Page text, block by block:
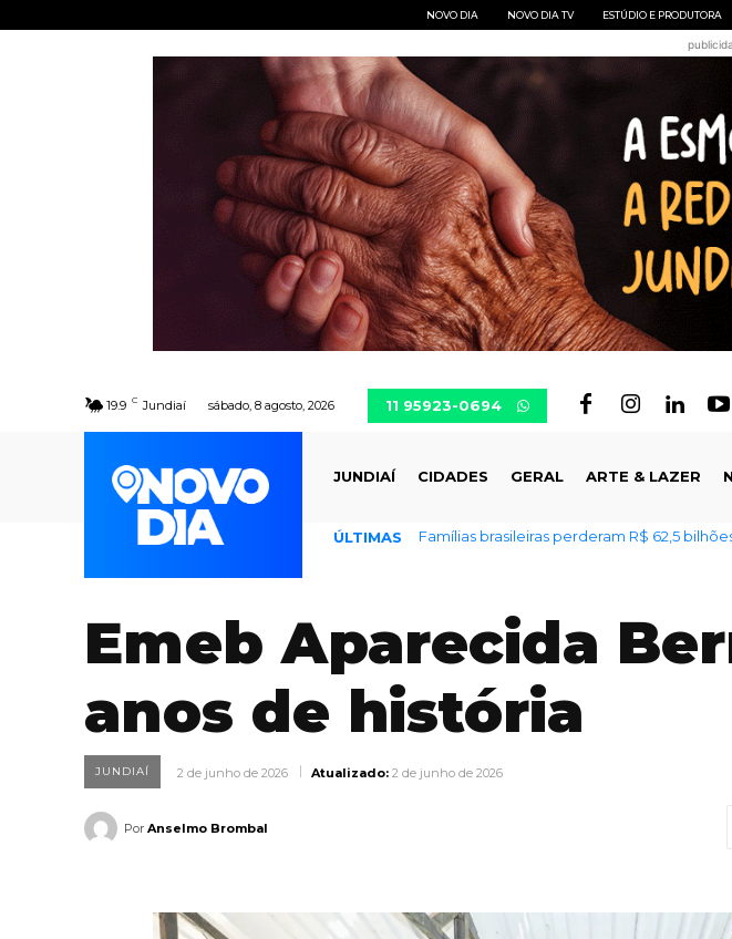
NOVO DIA NOVO DIA TV ESTÚDIO E PRODUTORA
19.9 C Jundiaí sábado, 8 agosto, 2026 11 95923-0694
JUNDIAÍ CIDADES GERAL ARTE & LAZER
ÚLTIMASFamílias brasileiras perderam R$ 62,5 bilhões
Prefeitura alerta sobre venda irregular de
Emeb Aparecida
anos de história
JUNDIAÍ 2 de junho de 2026 Atualizado: 2 de junho de 2026
Por Anselmo Brombal